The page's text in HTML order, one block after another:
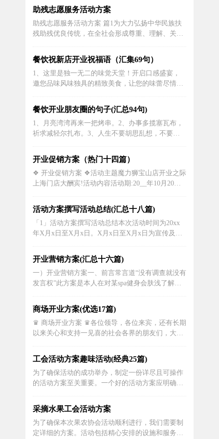
让您的胃口大开。3、热气腾腾的美食，搭配舒心
的用餐环境，我们的餐饮店是您享受美食的不二选
择。4、您的味蕾将在我们小餐饮店得到最极致的
延伸，我们坚信，细腻的味觉体验将成为...
助残志愿服务活动方案
助残志愿服务活动方案 篇1为大力弘扬中华民族扶
残助残优良传统，在全社会形成尊重、理解、关
17日全国助残日期间联合市内多家公益组织举办助
残关爱活动。一、活动宗旨关爱残疾人，让残疾人
走出家门，融入社会，亲近自然，感受阳光，共享
美好幸福生活。二、...
餐饮祝新店开业祝福语（汇集69句）
1、这里是独一无二的味觉天堂！开启口感盛宴，
邀您品味风味独具的精致美食，让您的味蕾尽情舞
日财源广，户纳清风吉庆多;凤律新调三阳开泰，鸿
犹丕振四季享通;祝新店开业开业大吉，工作东成西
就万事顺心!3、开店象征着新的开始，愿新店繁荣
兴旺，给你带来无比的荣耀和成...
餐饮开业朋友圈的句子(汇总94句)
1、月亮湾湾再来一把烤串。2、办事多揽塞瓦布，
祈求减轻尔扎布。3、人生不要胡思乱想，不要心
始，吃饭的时候就好好吃饭，走路的时候就好好走
路，睡觉的时候就好好睡觉。4、人在异乡，胃在
故乡。5、小瓷碗里盛满滑溜溜的豆腐，被切成细
细的胡萝卜丁垂垂在上面荡漾，薄薄的碎...
开业促销方案（热门十四篇）
❖ 开业促销方案 ❖活动主题魔力狮宝山店开业之际
上海门店大酬宾!活动内容活动期:20__年10月20日
修车均可获得魔力狮会员卡(见下图)一张,活动期之
后,凡到魔力狮修车累积超过5次(含5次,以魔力狮电
脑系统记录为准)即可拥有一张魔力狮会员卡,持有
魔...
活动方案撰写活动总结(汇总十八篇)
「1」活动方案撰写活动总结本次活动时间为20xx
年X月x日至X月x日。X月x日至X月x日为宣传及节
安排：(一)、晚会准备：1、与组织部及时做好沟通
和人员安排协调;2、文体部与各兄弟部门及时做好
工作的沟通;3、确定主持人...
开业营销方案(汇总十六篇)
一）开业营销方案一、前言常言道“没有调查就没有
发言权”此方案是本人在对某spa健身会肤浅了解的
为面试的模拟方案也能充分考验一个专业策划人员
是否掌握基本的策划理论及策划思路。在此也真诚
的感谢你在百忙之家抽出时间阅读我的设计方案，
希望有幸能成为公司一员之后，在...
商场开业方案(优选17篇)
♛ 商场开业方案 ♛各位领导，各位来宾，还有长期
以来关心和支持一见喜的社会各界的朋友们，大家
的日子。很高兴能看到有这么多的领导，嘉宾们前
来捧场，这是我们一见喜的莫大荣幸，非常感谢大
家！一见喜自成立以来，得到了社会各界的大力支
持和帮助，取得了可喜的成绩，...
工会活动方案趣味活动(经典25篇)
为了确保活动的成功举办，制定一份详尽且可操作
的活动方案至关重要。一个好的活动方案应明确活
为大家整理的一份关于工会趣味活动的方案，欢迎
阅读与收藏。
采摘水果工会活动方案
为了确保本次果农协会活动顺利进行，我们需要制
定详细的方案。活动包括精心安排的设施和服务，